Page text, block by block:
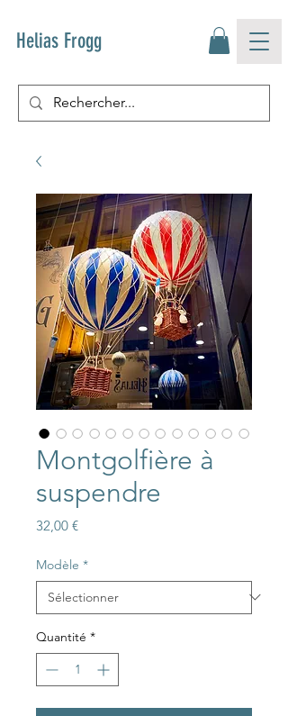
Helias Frogg
Montgolfière à
suspendre
32,00 €Prix
Modèle *
Quantité *